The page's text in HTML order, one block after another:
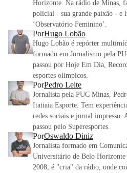
Horizonte. Na rádio de Minas,
policial - sua grande paixão - e
‘Observatório Feminino’.
PorHugo Lobão
Hugo Lobão é repórter
formado em Jornalismo pela
passou por Hoje Em Dia,
esportes olímpicos.
PorPedro Leite
Jornalista pela PUC Minas,
Itatiaia Esporte. Tem
redes sociais e jornal
passou pelo Superesportes.
PorOswaldo Diniz
Jornalista formado em
Universitário de Belo
2008, é "cria" da rádio, onde